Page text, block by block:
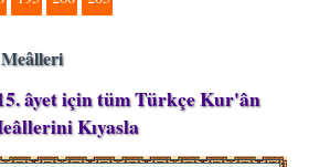
âyet için tüm Türkçe Kur'ân
Kıyasla